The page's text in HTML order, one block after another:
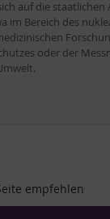
auf die staatlichen
im Bereich des
oder der
empfehlen